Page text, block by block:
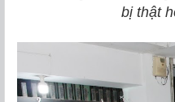
bị thật